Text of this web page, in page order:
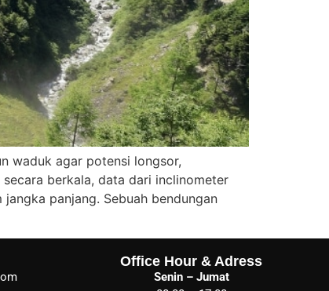
waduk agar potensi longsor,
berkala, data dari inclinometer
panjang. Sebuah bendungan
Office Hour & Adress
Senin – Jumat